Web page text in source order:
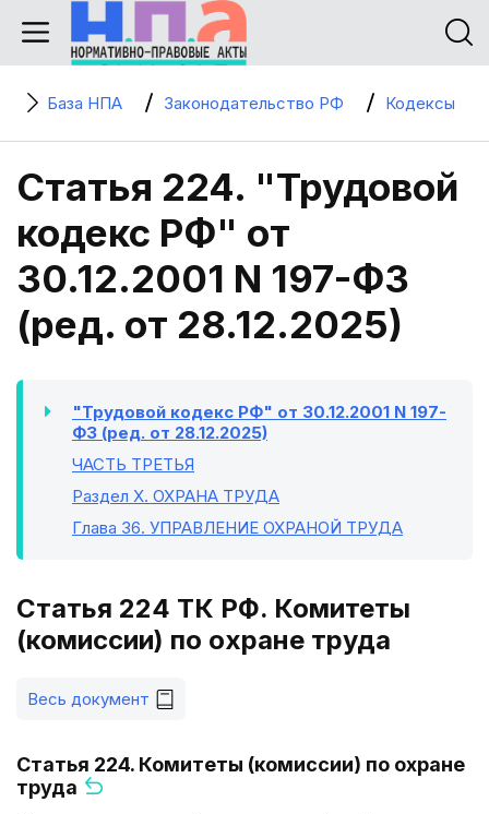
База НПА Законодательство РФ Кодексы
Статья 224. "Трудовой
кодекс РФ" от
30.12.2001 N 197-ФЗ
(ред. от 28.12.2025)
"Трудовой кодекс РФ" от 30.12.2001 N 197-
ФЗ (ред. от 28.12.2025)
ЧАСТЬ ТРЕТЬЯ
Раздел X. ОХРАНА ТРУДА
Глава 36. УПРАВЛЕНИЕ ОХРАНОЙ ТРУДА
Статья 224 ТК РФ. Комитеты
(комиссии) по охране труда
Весь документ
Статья 224. Комитеты (комиссии) по охране
труда